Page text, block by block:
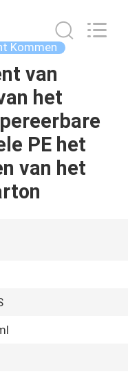
Kommen
van
het
PE het
van het